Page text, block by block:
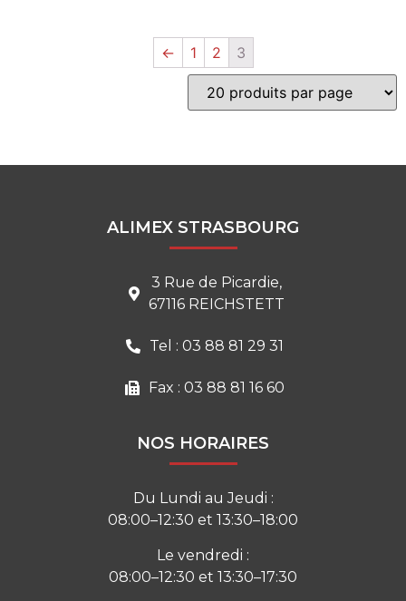
← 1 2 3
ALIMEX STRASBOURG
3 Rue de Picardie,
67116 REICHSTETT
Tel : 03 88 81 29 31
Fax : 03 88 81 16 60
NOS HORAIRES
Du Lundi au Jeudi :
08:00–12:30 et 13:30–18:00
Le vendredi :
08:00–12:30 et 13:30–17:30